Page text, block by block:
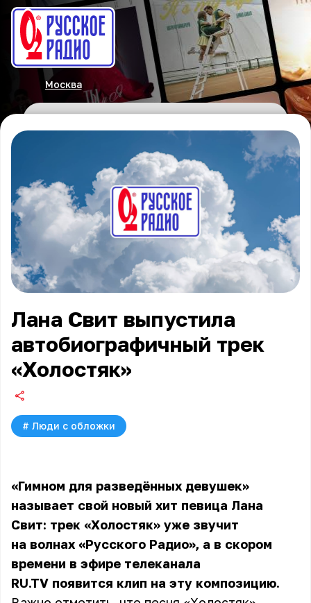
Москва
Лана Свит выпустила
автобиографичный трек
«Холостяк»
# Люди с обложки
«Гимном для разведённых девушек»
называет свой новый хит певица Лана
Свит: трек «Холостяк» уже звучит
на волнах «Русского Радио», а в скором
времени в эфире телеканала
RU.TV появится клип на эту композицию.